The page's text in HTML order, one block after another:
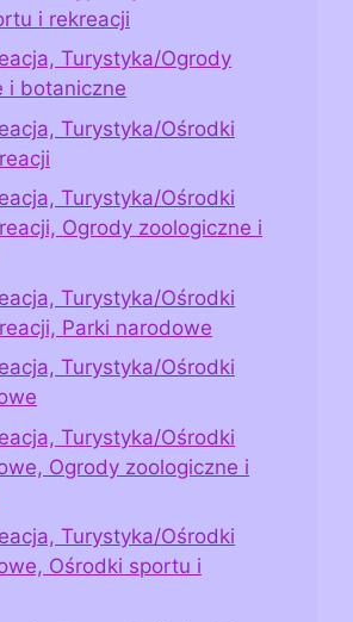
i rekreacji
Turystyka/Ogrody
i botaniczne
Turystyka/Ośrodki
Turystyka/Ośrodki
Ogrody zoologiczne i
Turystyka/Ośrodki
Parki narodowe
Turystyka/Ośrodki
Turystyka/Ośrodki
Ogrody zoologiczne i
Turystyka/Ośrodki
Ośrodki sportu i